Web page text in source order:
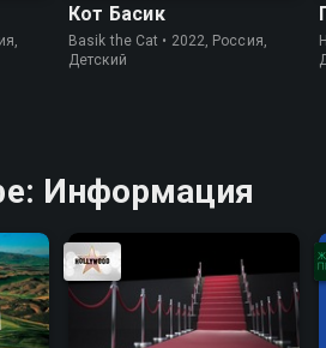
Кот Басик
Basik the Cat • 2022, Россия,
Детский
Информация